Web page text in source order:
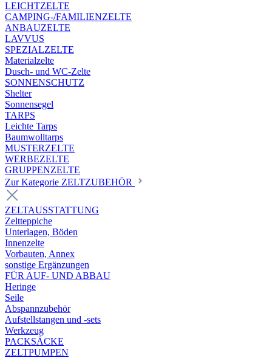
LEICHTZELTE
CAMPING-/FAMILIENZELTE
ANBAUZELTE
LAVVUS
SPEZIALZELTE
Materialzelte
Dusch- und WC-Zelte
SONNENSCHUTZ
Shelter
Sonnensegel
TARPS
Leichte Tarps
Baumwolltarps
MUSTERZELTE
WERBEZELTE
GRUPPENZELTE
Zur Kategorie ZELTZUBEHÖR
ZELTAUSSTATTUNG
Zeltteppiche
Unterlagen, Böden
Innenzelte
Vorbauten, Annex
sonstige Ergänzungen
FÜR AUF- UND ABBAU
Heringe
Seile
Abspannzubehör
Aufstellstangen und -sets
Werkzeug
PACKSÄCKE
ZELTPUMPEN